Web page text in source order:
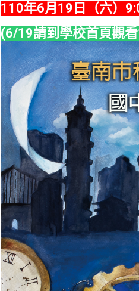
110年6月19日（六）
(6/19請到學校首頁觀